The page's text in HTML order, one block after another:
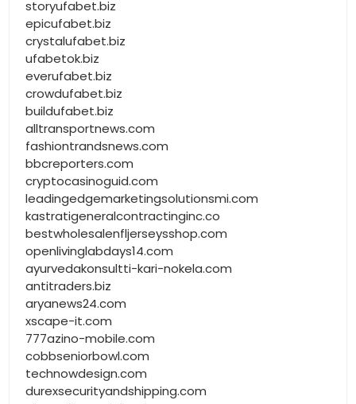
storyufabet.biz
epicufabet.biz
crystalufabet.biz
ufabetok.biz
everufabet.biz
crowdufabet.biz
buildufabet.biz
alltransportnews.com
fashiontrandsnews.com
bbcreporters.com
cryptocasinoguid.com
leadingedgemarketingsolutionsmi.com
kastratigeneralcontractinginc.co
bestwholesalenfljerseysshop.com
openlivinglabdays14.com
ayurvedakonsultti-kari-nokela.com
antitraders.biz
aryanews24.com
xscape-it.com
777azino-mobile.com
cobbseniorbowl.com
technowdesign.com
durexsecurityandshipping.com